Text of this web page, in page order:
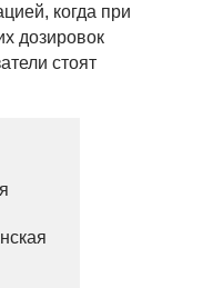
когда при
дозировок
стоят